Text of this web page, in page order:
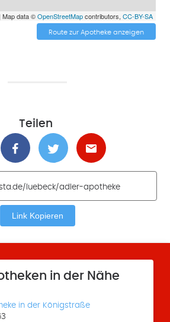
data ©OpenStreetMapcontributors, CC-BY-SA
Route zur Apotheke anzeigen
Teilen
Link Kopieren
in der Nähe
in der Königstraße